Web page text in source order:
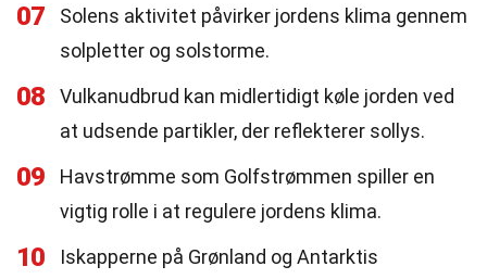
07
Solens aktivitet påvirker jordens klima gennem
solpletter og solstorme.
08
Vulkanudbrud kan midlertidigt køle jorden ved
at udsende partikler, der reflekterer sollys.
09
Havstrømme som Golfstrømmen spiller en
vigtig rolle i at regulere jordens klima.
10
Iskapperne på Grønland og Antarktis